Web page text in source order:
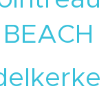
BEACH